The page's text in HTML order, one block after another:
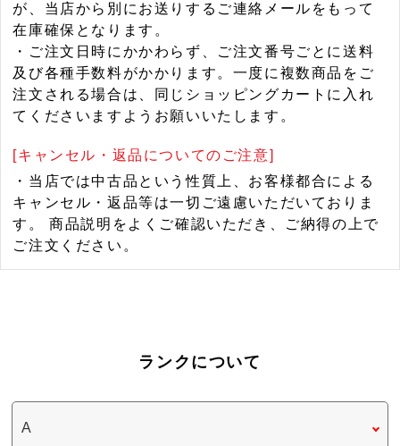
が、当店から別にお送りするご連絡メールをもって
在庫確保となります。
・ご注文日時にかかわらず、ご注文番号ごとに送料
及び各種手数料がかかります。一度に複数商品をご
注文される場合は、同じショッピングカートに入れ
てくださいますようお願いいたします。
[キャンセル・返品についてのご注意]
・当店では中古品という性質上、お客様都合による
キャンセル・返品等は一切ご遠慮いただいておりま
す。 商品説明をよくご確認いただき、ご納得の上で
ご注文ください。
ランクについて